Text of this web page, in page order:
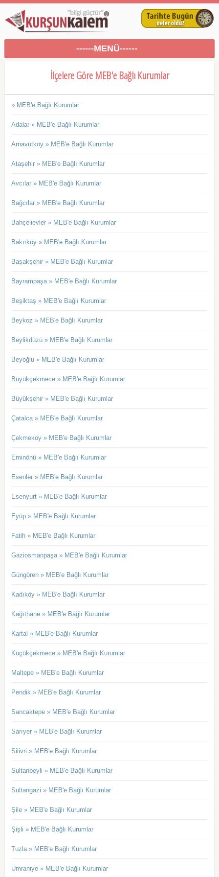
------MENÜ------
İlçelere Göre MEB'e Bağlı Kurumlar
» MEB'e Bağlı Kurumlar
Adalar » MEB'e Bağlı Kurumlar
Arnavutköy » MEB'e Bağlı Kurumlar
Ataşehir » MEB'e Bağlı Kurumlar
Avcılar » MEB'e Bağlı Kurumlar
Bağcılar » MEB'e Bağlı Kurumlar
Bahçelievler » MEB'e Bağlı Kurumlar
Bakırköy » MEB'e Bağlı Kurumlar
Başakşehir » MEB'e Bağlı Kurumlar
Bayrampaşa » MEB'e Bağlı Kurumlar
Beşiktaş » MEB'e Bağlı Kurumlar
Beykoz » MEB'e Bağlı Kurumlar
Beylikdüzü » MEB'e Bağlı Kurumlar
Beyoğlu » MEB'e Bağlı Kurumlar
Büyükçekmece » MEB'e Bağlı Kurumlar
Büyükşehir » MEB'e Bağlı Kurumlar
Çatalca » MEB'e Bağlı Kurumlar
Çekmeköy » MEB'e Bağlı Kurumlar
Eminönü » MEB'e Bağlı Kurumlar
Esenler » MEB'e Bağlı Kurumlar
Esenyurt » MEB'e Bağlı Kurumlar
Eyüp » MEB'e Bağlı Kurumlar
Fatih » MEB'e Bağlı Kurumlar
Gaziosmanpaşa » MEB'e Bağlı Kurumlar
Güngören » MEB'e Bağlı Kurumlar
Kadıköy » MEB'e Bağlı Kurumlar
Kağıthane » MEB'e Bağlı Kurumlar
Kartal » MEB'e Bağlı Kurumlar
Küçükçekmece » MEB'e Bağlı Kurumlar
Maltepe » MEB'e Bağlı Kurumlar
Pendik » MEB'e Bağlı Kurumlar
Sancaktepe » MEB'e Bağlı Kurumlar
Sarıyer » MEB'e Bağlı Kurumlar
Silivri » MEB'e Bağlı Kurumlar
Sultanbeyli » MEB'e Bağlı Kurumlar
Sultangazi » MEB'e Bağlı Kurumlar
Şile » MEB'e Bağlı Kurumlar
Şişli » MEB'e Bağlı Kurumlar
Tuzla » MEB'e Bağlı Kurumlar
Ümraniye » MEB'e Bağlı Kurumlar